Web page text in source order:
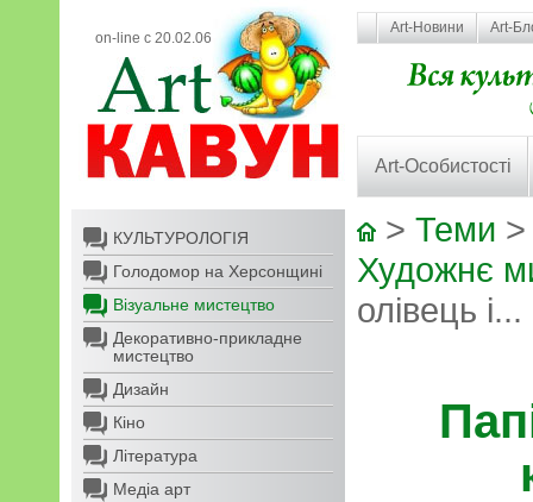
on-line с 20.02.06
Art-Новини Art-
Art-Особистості
КУЛЬТУРОЛОГІЯ
Голодомор на Херсонщині
Візуальне мистецтво
Декоративно-прикладне
мистецтво
Дизайн
Кіно
Література
Медіа арт
> Теми
Художнє
олівець